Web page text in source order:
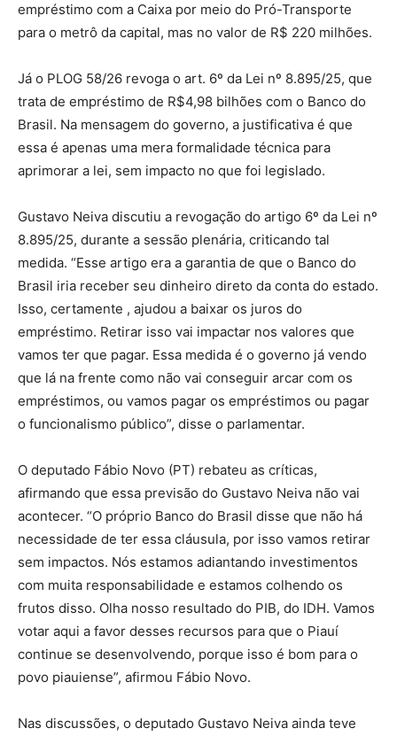
empréstimo com a Caixa por meio do Pró-Transporte
para o metrô da capital, mas no valor de R$ 220 milhões.
Já o PLOG 58/26 revoga o art. 6º da Lei nº 8.895/25, que
trata de empréstimo de R$4,98 bilhões com o Banco do
Brasil. Na mensagem do governo, a justificativa é que
essa é apenas uma mera formalidade técnica para
aprimorar a lei, sem impacto no que foi legislado.
Gustavo Neiva discutiu a revogação do artigo 6º da Lei nº
8.895/25, durante a sessão plenária, criticando tal
medida. “Esse artigo era a garantia de que o Banco do
Brasil iria receber seu dinheiro direto da conta do estado.
Isso, certamente , ajudou a baixar os juros do
empréstimo. Retirar isso vai impactar nos valores que
vamos ter que pagar. Essa medida é o governo já vendo
que lá na frente como não vai conseguir arcar com os
empréstimos, ou vamos pagar os empréstimos ou pagar
o funcionalismo público”, disse o parlamentar.
O deputado Fábio Novo (PT) rebateu as críticas,
afirmando que essa previsão do Gustavo Neiva não vai
acontecer. “O próprio Banco do Brasil disse que não há
necessidade de ter essa cláusula, por isso vamos retirar
sem impactos. Nós estamos adiantando investimentos
com muita responsabilidade e estamos colhendo os
frutos disso. Olha nosso resultado do PIB, do IDH. Vamos
votar aqui a favor desses recursos para que o Piauí
continue se desenvolvendo, porque isso é bom para o
povo piauiense”, afirmou Fábio Novo.
Nas discussões, o deputado Gustavo Neiva ainda teve